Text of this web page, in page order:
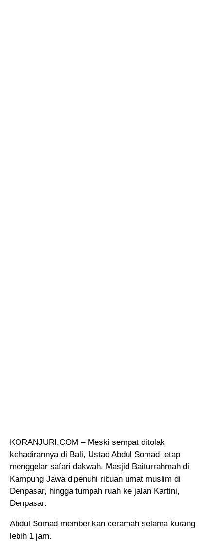
KORANJURI.COM – Meski sempat ditolak
kehadirannya di Bali, Ustad Abdul Somad tetap
menggelar safari dakwah. Masjid Baiturrahmah di
Kampung Jawa dipenuhi ribuan umat muslim di
Denpasar, hingga tumpah ruah ke jalan Kartini,
Denpasar.
Abdul Somad memberikan ceramah selama kurang
lebih 1 jam.